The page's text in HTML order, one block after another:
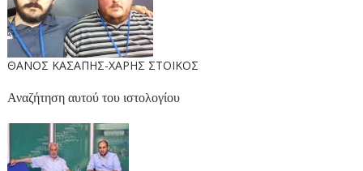
ΘΑΝΟΣ ΚΑΣΑΠΗΣ-ΧΑΡΗΣ ΣΤΟΙΚΟΣ
Αναζήτηση αυτού του ιστολογίου